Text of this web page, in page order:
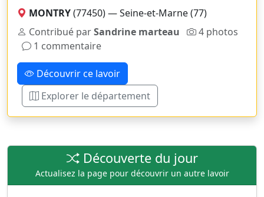
MONTRY(77450) — Seine-et-Marne (77)
Contribué parSandrine marteau
4 photos
1 commentaire
Découvrir ce lavoir
Explorer le département
Découverte du jour
Actualisez la page pour découvrir un autre lavoir